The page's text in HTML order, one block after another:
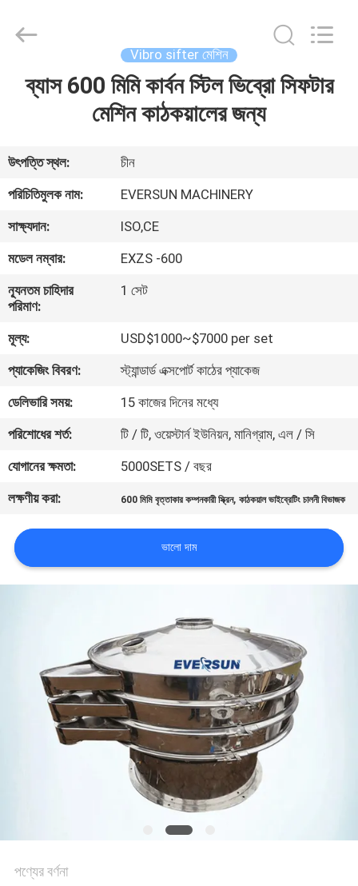
বাড়ি
VR
প্রদর্শন
আমাদের
সম্পর্কে
কারখানা
ভ্রমণ
মান
নিয়ন্ত্রণ
যোগাযোগ
করুন
উদ্ধৃতির
সাইটম্যাপ
গোপনীয়তা
Vibro sifter মেশিন
ব্যাস 600 মিমি কার্বন স্টিল ভিব্রো সিফটার
মেশিন কাঠকয়ালের জন্য
উৎপত্তি স্থল:
চীন
পরিচিতিমুলক নাম:
EVERSUN MACHINERY
সাক্ষ্যদান:
ISO,CE
মডেল নম্বার:
EXZS -600
ন্যূনতম চাহিদার
পরিমাণ:
1 সেট
মূল্য:
USD$1000~$7000 per set
প্যাকেজিং বিবরণ:
স্ট্যান্ডার্ড এক্সপোর্ট কাঠের প্যাকেজ
ডেলিভারি সময়:
15 কাজের দিনের মধ্যে
পরিশোধের শর্ত:
টি / টি, ওয়েস্টার্ন ইউনিয়ন, মানিগ্রাম, এল / সি
যোগানের ক্ষমতা:
5000SETS / বছর
লক্ষণীয় করা:
600 মিমি বৃত্তাকার কম্পনকারী স্ক্রিন,কাঠকয়াল ভাইব্রেটিং চালনী বিভাজক
ভালো দাম
পণ্যের বর্ণনা